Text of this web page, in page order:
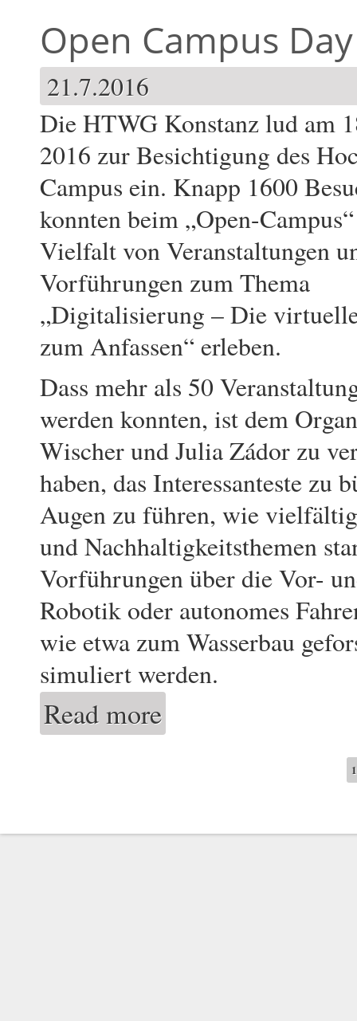
Open Campus
21.7.2016
Die HTWG Konstanz lud am
2016 zur Besichtigung des
Campus ein. Knapp 1600
konnten beim „Open-
Vielfalt von Veranstaltungen
Vorführungen zum Thema
„Digitalisierung – Die
zum Anfassen“ erleben.
Dass mehr als 50
werden konnten, ist dem
Wischer und Julia Zádor zu
haben, das Interessanteste zu
Augen zu führen, wie
und Nachhaltigkeitsthemen
Vorführungen über die Vor-
Robotik oder autonomes
wie etwa zum Wasserbau
simuliert werden.
Read more
1